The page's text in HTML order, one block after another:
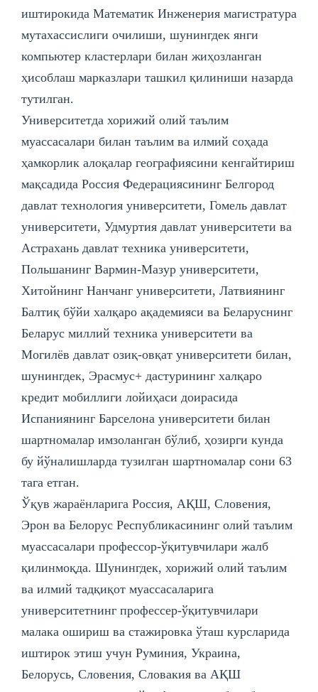
иштирокида Математик Инженерия магистратура
мутахассислиги очилиши, шунингдек янги
компьютер кластерлари билан жиҳозланган
ҳисоблаш марказлари ташкил қилиниши назарда
тутилган.
Унивeрситeтда хорижий олий таълим
муассасалари билан таълим ва илмий соҳада
ҳамкорлик алоқалар географиясини кенгайтириш
мақсадида Россия Федерациясининг Белгород
давлат технология университети, Гомель давлат
университети, Удмуртия давлат университети ва
Астрахань давлат техника университети,
Польшанинг Вармин-Мазур университети,
Хитойнинг Нанчанг университети, Латвиянинг
Балтиқ бўйи халқаро ақадемияси ва Беларуснинг
Беларус миллий техника университети ва
Могилёв давлат озиқ-овқат университети билан,
шунингдек, Эрасмус+ дастурининг халқаро
кредит мобиллиги лойиҳаси доирасида
Испаниянинг Барселона университети билан
шартномалар имзоланган бўлиб, ҳозирги кунда
бу йўналишларда тузилган шартномалар сони 63
тага етган.
Ўқув жараёнларига Россия, АҚШ, Словения,
Эрон ва Белорус Республикасининг олий таълим
муассасалари профессор-ўқитувчилари жалб
қилинмоқда. Шунингдек, хорижий олий таълим
ва илмий тадқиқот муассасаларига
университетнинг профессер-ўқитувчилари
малака ошириш ва стажировка ўташ курсларида
иштирок этиш учун Руминия, Украина,
Белорусь, Словения, Словакия ва АҚШ